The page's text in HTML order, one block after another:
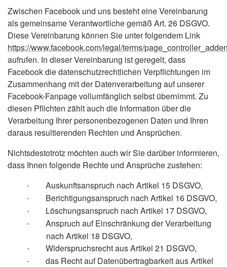
Zwischen Facebook und uns besteht eine Vereinbarung
als gemeinsame Verantwortliche gemäß Art. 26 DSGVO.
Diese Vereinbarung können Sie unter folgendem Link
https://www.facebook.com/legal/terms/
aufrufen. In dieser Vereinbarung ist geregelt, dass
Facebook die datenschutzrechtlichen Verpflichtungen im
Zusammenhang mit der Datenverarbeitung auf unserer
Facebook-Fanpage vollumfänglich selbst übernimmt. Zu
diesen Pflichten zählt auch die Information über die
Verarbeitung Ihrer personenbezogenen Daten und Ihren
daraus resultierenden Rechten und Ansprüchen.
Nichtsdestotrotz möchten auch wir Sie darüber informieren,
dass Ihnen folgende Rechte und Ansprüche zustehen:
· Auskunftsanspruch nach Artikel 15 DSGVO,
· Berichtigungsanspruch nach Artikel 16 DSGVO,
· Löschungsanspruch nach Artikel 17 DSGVO,
·
Anspruch auf Einschränkung der Verarbeitung
nach Artikel 18 DSGVO,
· Widerspruchsrecht aus Artikel 21 DSGVO,
·
das Recht auf Datenübertragbarkeit aus Artikel